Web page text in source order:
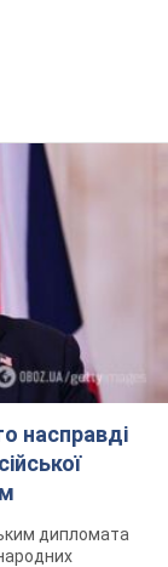
насправді
дипломата